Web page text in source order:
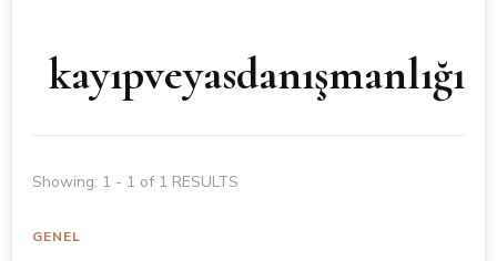
kayıpveyasdanışmanlığı
Showing: 1 - 1 of 1 RESULTS
GENEL